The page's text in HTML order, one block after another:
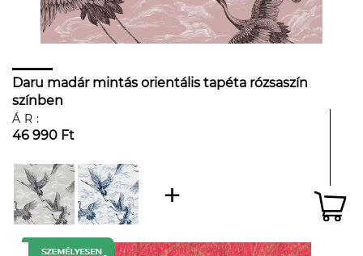
Daru madár mintás orientális tapéta rózsaszín
színben
ÁR:
46 990 Ft